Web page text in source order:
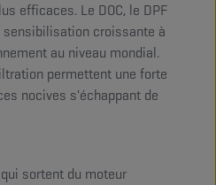
efficaces. Le DOC, le DPF
sensibilisation croissante à
au niveau mondial.
permettent une forte
nocives s'échappant de
sortent du moteur